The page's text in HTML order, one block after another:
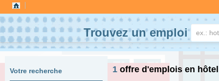
Trouvez un emploi
Votre recherche 1 offre d'emplois en